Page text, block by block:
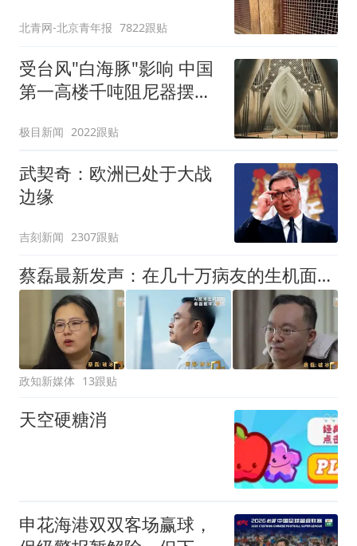
护，游客可按需买
北青网-北京青年报 7822跟贴
受台风"白海豚"影响 中国
第一高楼千吨阻尼器摆动
极目新闻 2022跟贴
武契奇：欧洲已处于大战
边缘
吉刻新闻 2307跟贴
蔡磊最新发声：在几十万病友的生机面前，我个人的面子和尊严已经不值一提了，即使倒在黎明前，也要把路铺好
政知新媒体 13跟贴
天空硬糖消
申花海港双双客场赢球，